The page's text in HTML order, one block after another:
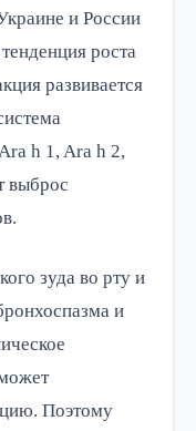
и России
роста
развивается
h 1, Ara h 2,
выброс
зуда во рту и
и
Поэтому